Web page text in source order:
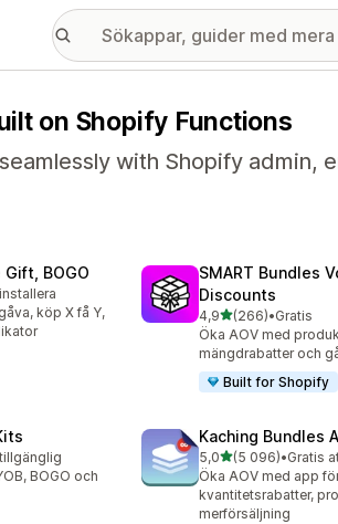
on Shopify Functions
with Shopify admin,
BOGO
köp X få Y,
SMART Bundles
Discounts
4,9av 5 stjärnor
(266)
266 recensioner totalt
•Gratis
Öka AOV med
mängdrabatter och
Built for Shopify
BOGO och
Kaching Bundles
5,0av 5 stjärnor
(5 096)
5096 recensioner
•Gratis
Öka AOV med app
kvantitetsrabatter,
merförsäljning